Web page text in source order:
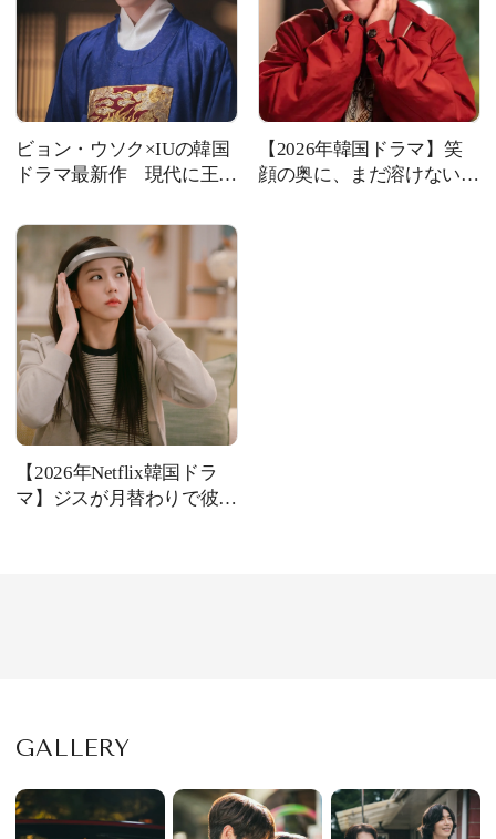
ビョン・ウソク×IUの韓国
ドラマ最新作 現代に王室
ロマンス・コメディ
【2026年韓国ドラマ】笑
顔の奥に、まだ溶けない涙
【2026年Netflix韓国ドラ
マ】ジスが月替わりで彼氏
GALLERY